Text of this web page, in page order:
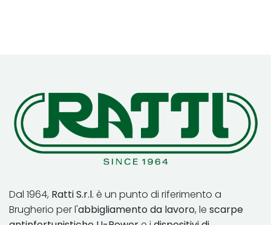
Dal 1964, Ratti S.r.l. è un punto di riferimento a
Brugherio per l'abbigliamento da lavoro, le scarpe